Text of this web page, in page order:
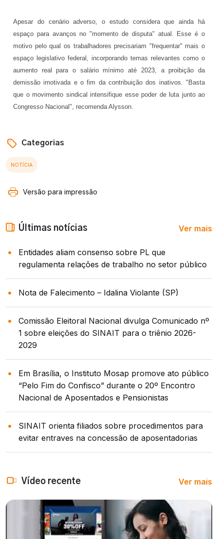
Apesar do cenário adverso, o estudo considera que ainda há
espaço para avanços no "momento de disputa" atual. Esse é o
motivo pelo qual os trabalhadores precisariam "frequentar" mais o
espaço legislativo federal, incorporando temas relevantes como o
aumento real para o salário mínimo até 2023, a proibição da
demissão imotivada e o fim da contribuição dos inativos. "Basta
que o movimento sindical intensifique esse poder de luta junto ao
Congresso Nacional", recomenda Alysson.
Categorias
NOTÍCIA
Versão para impressão
Últimas notícias Ver mais
Entidades aliam consenso sobre PL que
regulamenta relações de trabalho no setor público
Nota de Falecimento – Idalina Violante (SP)
Comissão Eleitoral Nacional divulga Comunicado nº
1 sobre eleições do SINAIT para o triênio 2026-
2029
Em Brasília, o Instituto Mosap promove ato público
“Pelo Fim do Confisco” durante o 20º Encontro
Nacional de Aposentados e Pensionistas
SINAIT orienta filiados sobre procedimentos para
evitar entraves na concessão de aposentadorias
Vídeo recente Ver mais